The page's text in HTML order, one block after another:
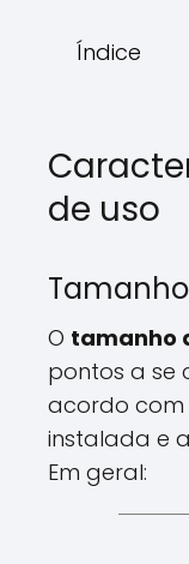
Índice
de uso
O tamanho
pontos a se
acordo com
instalada e
Em geral: